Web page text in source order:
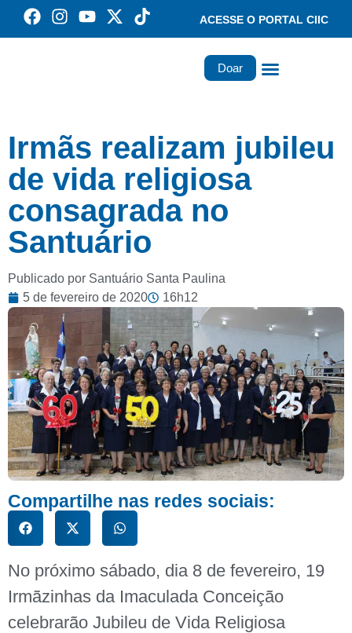
ACESSE O PORTAL CIIC
Doar
Irmãs realizam jubileu
de vida religiosa
consagrada no
Santuário
Publicado por Santuário Santa Paulina
5 de fevereiro de 2020
16h12
Compartilhe nas redes sociais:
No próximo sábado, dia 8 de fevereiro, 19
Irmãzinhas da Imaculada Conceição
celebrarão Jubileu de Vida Religiosa